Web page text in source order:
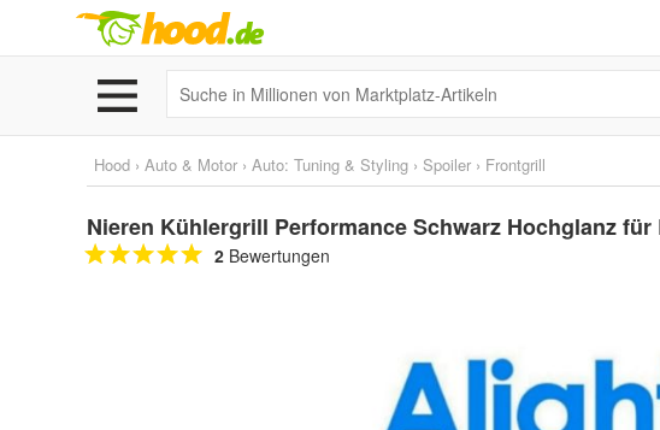
Hood › Auto & Motor › Auto: Tuning & Styling › Spoiler › Frontgrill
Nieren Kühlergrill Performance Schwarz Hochglanz für
2 Bewertungen